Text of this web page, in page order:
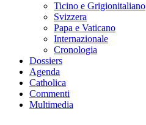
Ticino e Grigionitaliano
Svizzera
Papa e Vaticano
Internazionale
Cronologia
Dossiers
Agenda
Catholica
Commenti
Multimedia